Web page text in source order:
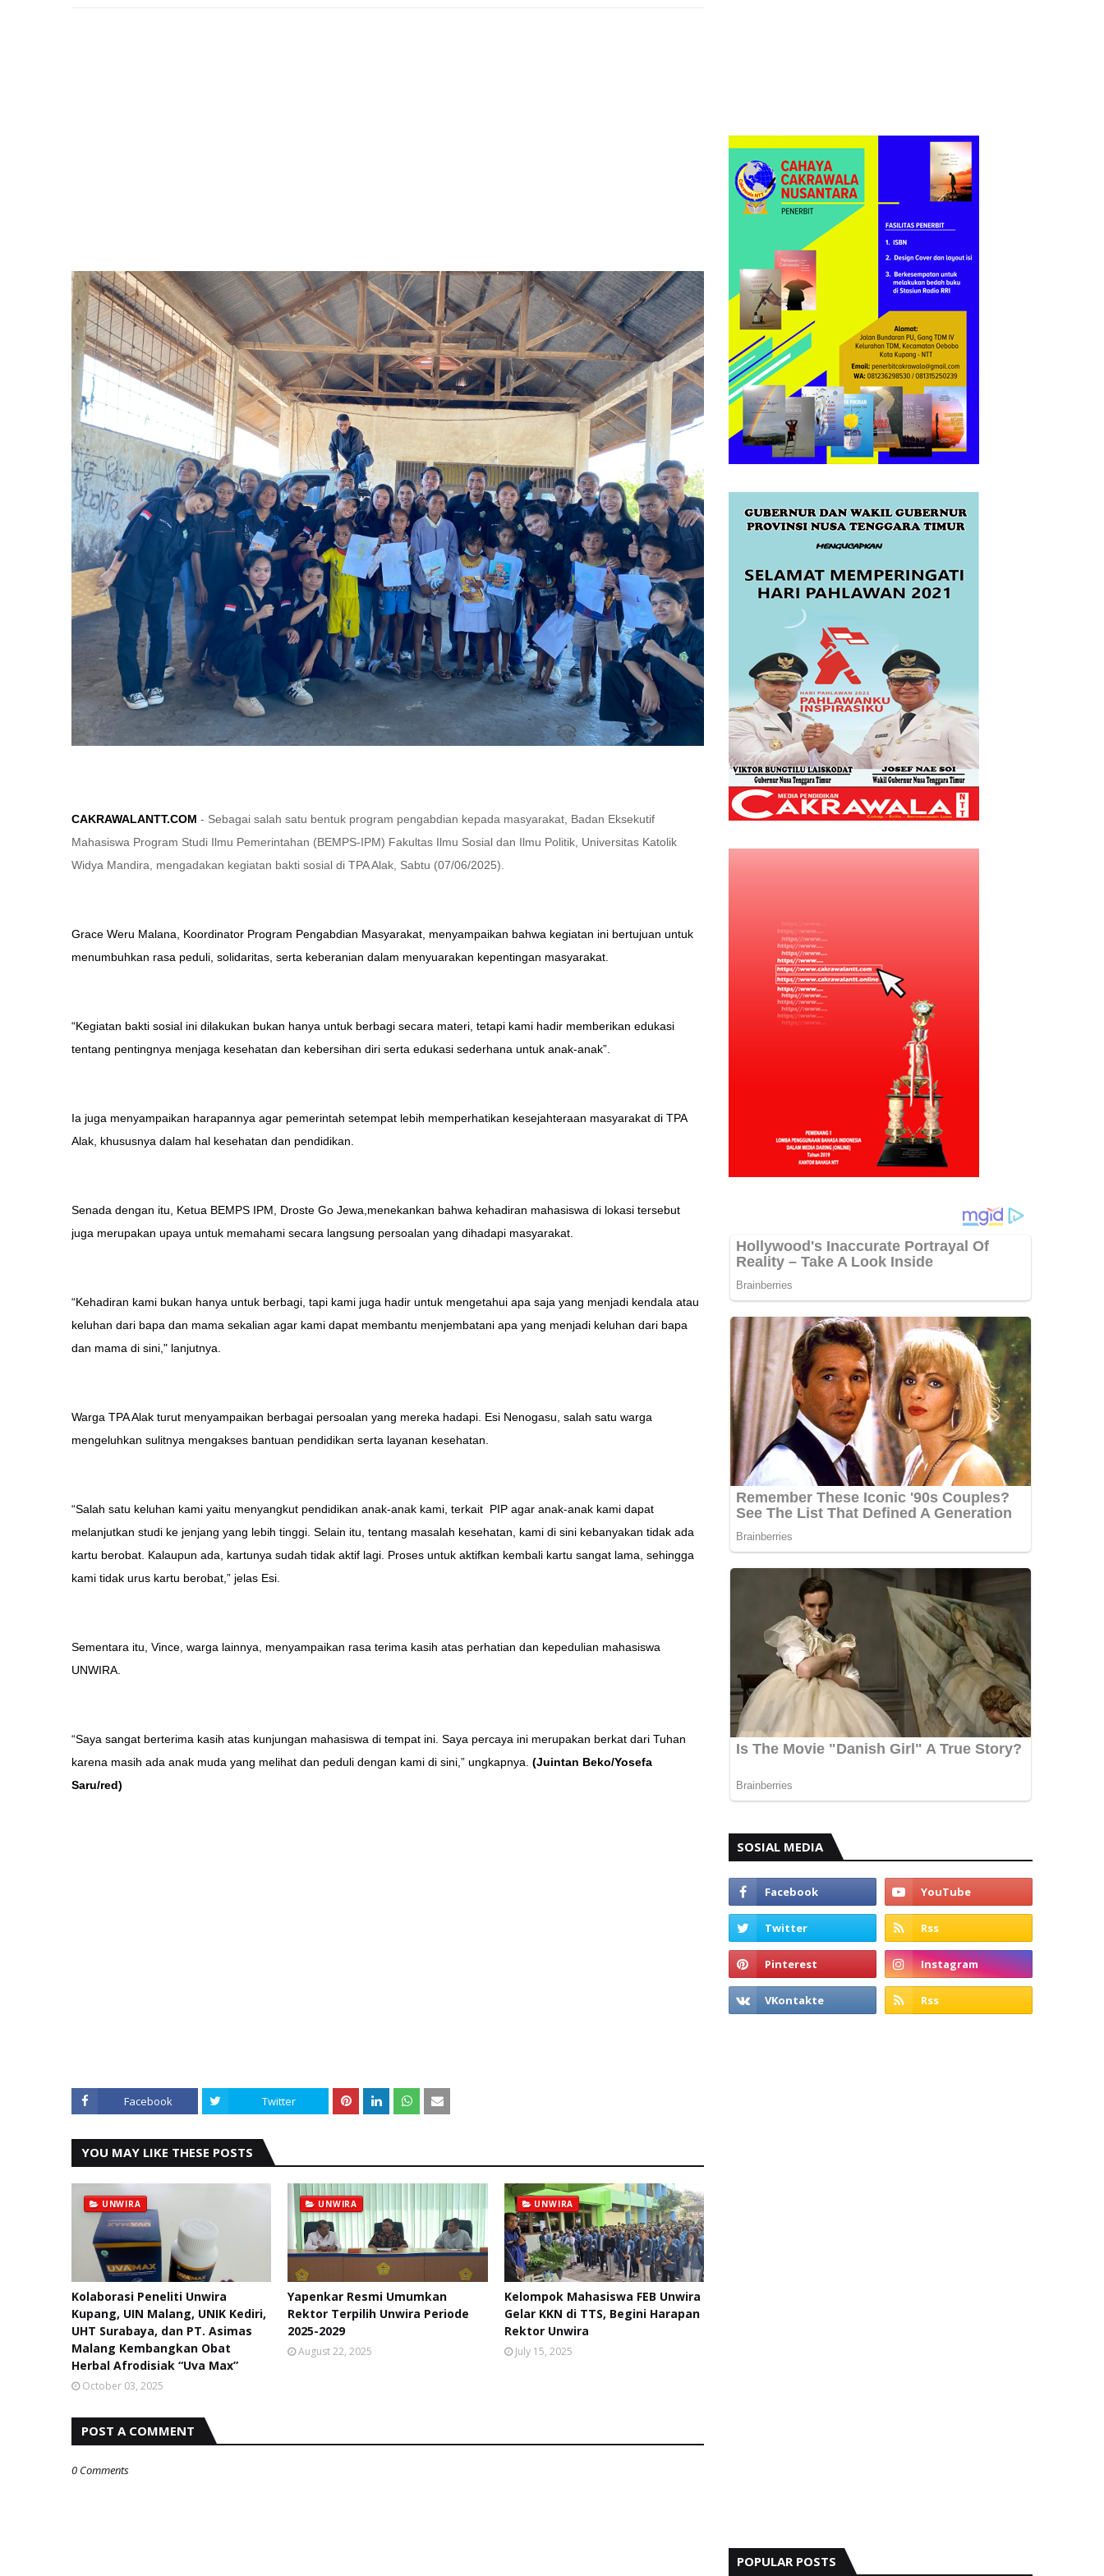
CAKRAWALANTT.COM - Sebagai salah satu bentuk program pengabdian kepada masyarakat, Badan Eksekutif
Mahasiswa Program Studi Ilmu Pemerintahan (BEMPS-IPM) Fakultas Ilmu Sosial dan Ilmu Politik, Universitas Katolik
Widya Mandira, mengadakan kegiatan bakti sosial di TPA Alak, Sabtu (07/06/2025).
Grace Weru Malana, Koordinator Program Pengabdian Masyarakat, menyampaikan bahwa kegiatan ini bertujuan untuk
menumbuhkan rasa peduli, solidaritas, serta keberanian dalam menyuarakan kepentingan masyarakat.
“Kegiatan bakti sosial ini dilakukan bukan hanya untuk berbagi secara materi, tetapi kami hadir memberikan edukasi
tentang pentingnya menjaga kesehatan dan kebersihan diri serta edukasi sederhana untuk anak-anak”.
Ia juga menyampaikan harapannya agar pemerintah setempat lebih memperhatikan kesejahteraan masyarakat di TPA
Alak, khususnya dalam hal kesehatan dan pendidikan.
Senada dengan itu, Ketua BEMPS IPM, Droste Go Jewa,menekankan bahwa kehadiran mahasiswa di lokasi tersebut
juga merupakan upaya untuk memahami secara langsung persoalan yang dihadapi masyarakat.
“Kehadiran kami bukan hanya untuk berbagi, tapi kami juga hadir untuk mengetahui apa saja yang menjadi kendala atau
keluhan dari bapa dan mama sekalian agar kami dapat membantu menjembatani apa yang menjadi keluhan dari bapa
dan mama di sini," lanjutnya.
Warga TPA Alak turut menyampaikan berbagai persoalan yang mereka hadapi. Esi Nenogasu, salah satu warga
mengeluhkan sulitnya mengakses bantuan pendidikan serta layanan kesehatan.
“Salah satu keluhan kami yaitu menyangkut pendidikan anak-anak kami, terkait PIP agar anak-anak kami dapat
melanjutkan studi ke jenjang yang lebih tinggi. Selain itu, tentang masalah kesehatan, kami di sini kebanyakan tidak ada
kartu berobat. Kalaupun ada, kartunya sudah tidak aktif lagi. Proses untuk aktifkan kembali kartu sangat lama, sehingga
kami tidak urus kartu berobat,” jelas Esi.
Sementara itu, Vince, warga lainnya, menyampaikan rasa terima kasih atas perhatian dan kepedulian mahasiswa
UNWIRA.
“Saya sangat berterima kasih atas kunjungan mahasiswa di tempat ini. Saya percaya ini merupakan berkat dari Tuhan
karena masih ada anak muda yang melihat dan peduli dengan kami di sini,” ungkapnya. (Juintan Beko/Yosefa
Saru/red)
Facebook Twitter
YOU MAY LIKE THESE POSTS
UNWIRA
Kolaborasi Peneliti Unwira
Kupang, UIN Malang, UNIK Kediri,
UHT Surabaya, dan PT. Asimas
Malang Kembangkan Obat
Herbal Afrodisiak “Uva Max”
October 03, 2025
UNWIRA
Yapenkar Resmi Umumkan
Rektor Terpilih Unwira Periode
2025-2029
August 22, 2025
UNWIRA
Kelompok Mahasiswa FEB Unwira
Gelar KKN di TTS, Begini Harapan
Rektor Unwira
July 15, 2025
POST A COMMENT
0 Comments
SOSIAL MEDIA
POPULAR POSTS